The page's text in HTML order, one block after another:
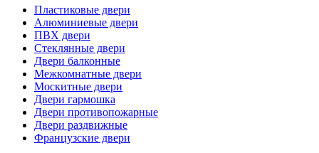
Пластиковые двери
Алюминиевые двери
ПВХ двери
Стеклянные двери
Двери балконные
Межкомнатные двери
Москитные двери
Двери гармошка
Двери противопожарные
Двери раздвижные
Французские двери